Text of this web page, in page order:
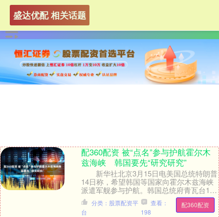
盛达优配 相关话题
配360配资 被“点名”参与护航霍尔木
兹海峡 韩国要先“研究研究”
新华社北京3月15日电美国总统特朗普
14日称，希望韩国等国家向霍尔木兹海峡
派遣军舰参与护航。韩国总统府青瓦台15
日表示，将与美国密切沟通，审慎研究护
航一事。....
配360配资
分类：股票配资平
台
查看：
198